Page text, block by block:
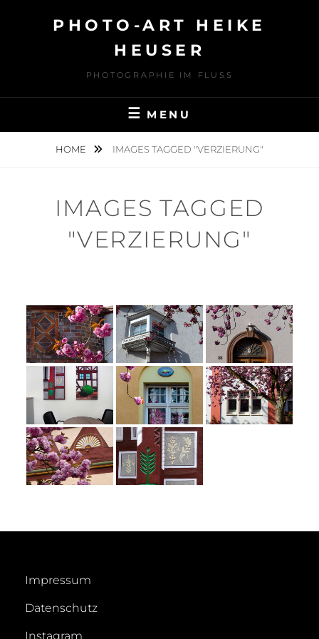
PHOTO-ART HEIKE
HEUSER
PHOTOGRAPHIE IM FLUSS
MENU
HOME IMAGES TAGGED "VERZIERUNG"
IMAGES TAGGED
"VERZIERUNG"
Impressum
Datenschutz
Instagram